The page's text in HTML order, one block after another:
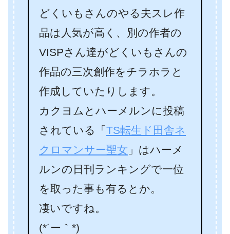
どくいもさんのやる夫スレ作
品は人気が高く、別の作者の
VISPさん達がどくいもさんの
作品の三次創作をチラホラと
作成していたりします。
カクヨムとハーメルンに投稿
されている「 TS転生ド田舎ネ
クロマンサー聖女 」はハーメ
ルンの日刊ランキングで一位
を取った事も有るとか。
凄いですね。
(*´ー｀*)